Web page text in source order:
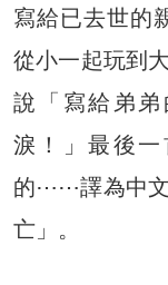
寫給已去世的
從小一起玩到
說「寫給弟
淚！」最後
的⋯⋯譯為中文
亡」。